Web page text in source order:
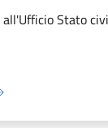
Stato